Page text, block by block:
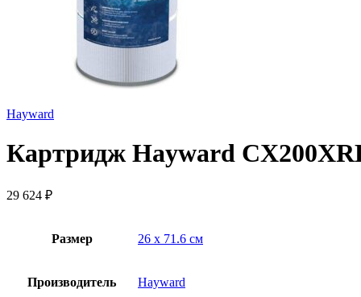
Hayward
Картридж Hayward
29 624 ₽
Размер 26 х 71.6 см
Производитель Hayward